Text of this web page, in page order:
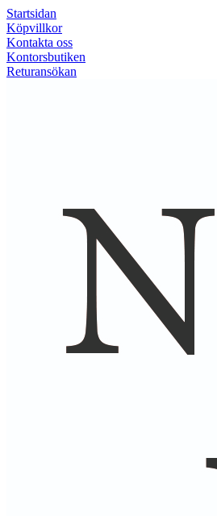
Startsidan
Köpvillkor
Kontakta oss
Kontorsbutiken
Returansökan